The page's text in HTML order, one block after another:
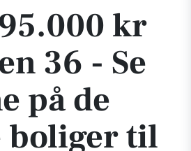
kr
36 - Se
på de
boliger til